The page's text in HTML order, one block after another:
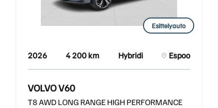
Esittelyauto
2026 4 200 km Hybridi Espoo
VOLVO V60
T8 AWD LONG RANGE HIGH PERFORMANCE